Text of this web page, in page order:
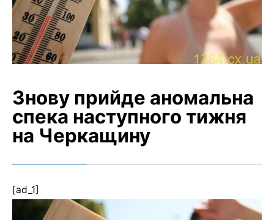
Знову прийде аномальна
спека наступного тижня
на Черкащину
[ad_1]